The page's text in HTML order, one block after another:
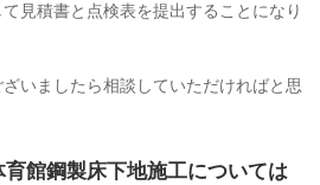
見積書と点検表を提出することになり
いましたら相談していただければと思
館鋼製床下地施工については